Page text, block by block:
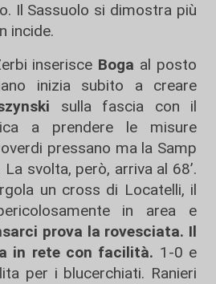
Il Sassuolo si dimostra più
incide.
inserisce Boga al posto
inizia subito a creare
sulla fascia con il
a prendere le misure
pressano ma la Samp
svolta, però, arriva al 68’.
un cross di Locatelli, il
in area e
prova la rovesciata. Il
in rete con facilità. 1-0 e
per i blucerchiati. Ranieri